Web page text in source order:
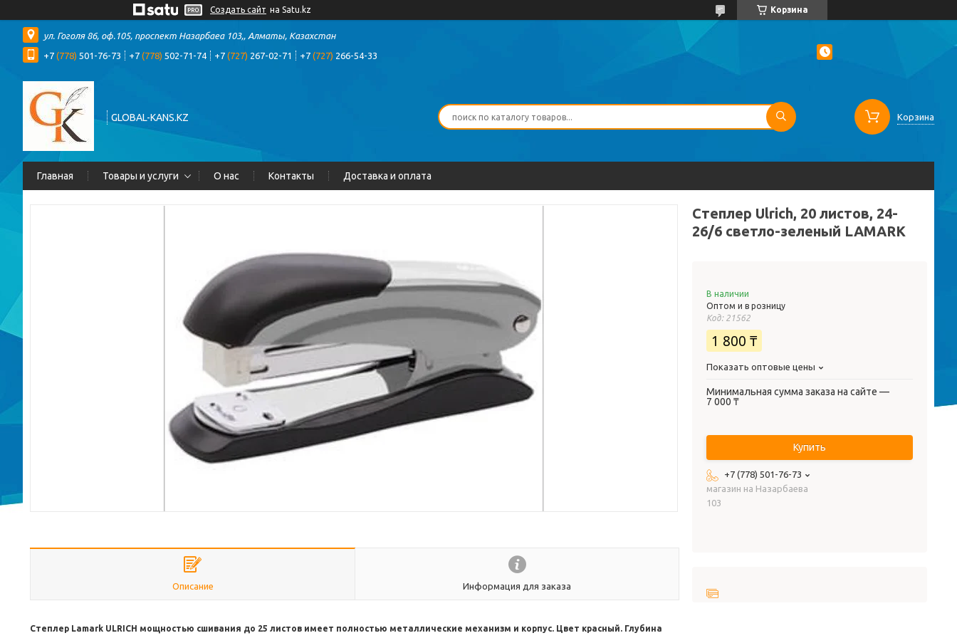
Создать сайт на Satu.kz Корзина
ул. Гоголя 86, оф.105, проспект Назарбаеа 103,, Алматы, Казахстан
+7 (778) 501-76-73 +7 (778) 502-71-74 +7 (727) 267-02-71 +7 (727) 266-54-33
GLOBAL-KANS.KZ Корзина
Главная Товары и услуги О нас Контакты Доставка и оплата
Описание Информация для заказа
Степлер Lamark ULRICH мощностью сшивания до 25 листов имеет полностью металлические механизм и корпус. Цвет красный. Глубина
Степлер Ulrich, 20 листов, 24-
26/6 светло-зеленый LAMARK
В наличии
Оптом и в розницу
Код: 21562
1 800 ₸
Показать оптовые цены
Минимальная сумма заказа на сайте —
7 000 ₸
Купить
+7 (778) 501-76-73
магазин на Назарбаева
103